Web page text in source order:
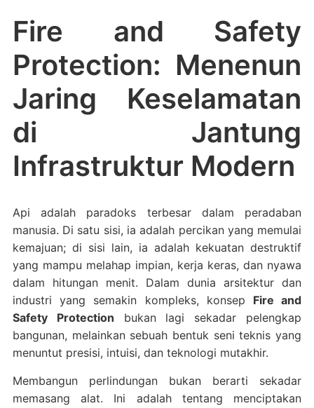
Fire and Safety
Protection: Menenun
Jaring Keselamatan
di Jantung
Infrastruktur Modern
Api adalah paradoks terbesar dalam peradaban
manusia. Di satu sisi, ia adalah percikan yang memulai
kemajuan; di sisi lain, ia adalah kekuatan destruktif
yang mampu melahap impian, kerja keras, dan nyawa
dalam hitungan menit. Dalam dunia arsitektur dan
industri yang semakin kompleks, konsep Fire and
Safety Protection bukan lagi sekadar pelengkap
bangunan, melainkan sebuah bentuk seni teknis yang
menuntut presisi, intuisi, dan teknologi mutakhir.
Membangun perlindungan bukan berarti sekadar
memasang alat. Ini adalah tentang menciptakan